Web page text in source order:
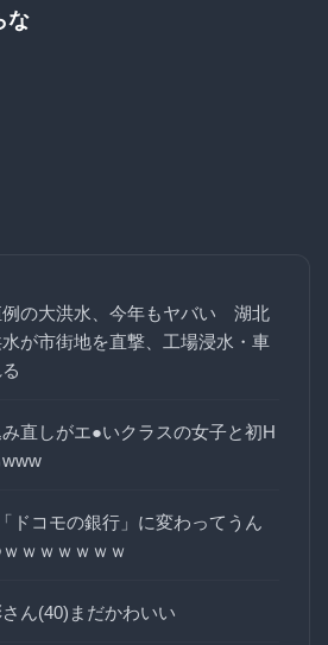
な
例の大洪水、今年もヤバい 湖北
が市街地を直撃、工場浸水・車
直しがエ●いクラスの女子と初H
ドコモの銀行」に変わってうん
ｗｗｗｗｗｗ
さん(40)まだかわいい